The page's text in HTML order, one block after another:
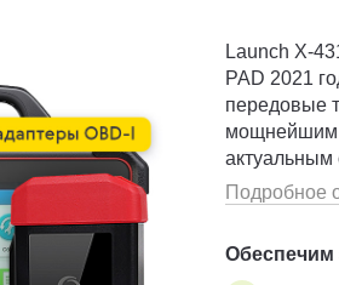
Launch X-
PAD 2021
передовые
мощнейшим
актуальным
помощью вы
Подробное